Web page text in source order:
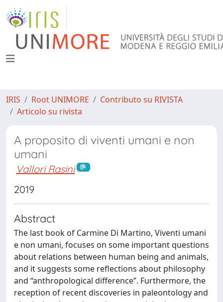
IRIS Root UNIMORE
Contributo su RIVISTA
Articolo su rivista
A proposito di viventi umani e non
umani
Vallori Rasini
2019
Abstract
The last book of Carmine Di Martino, Viventi umani
e non umani, focuses on some important questions
about relations between human being and animals,
and it suggests some reflections about philosophy
and “anthropological difference”. Furthermore, the
reception of recent discoveries in paleontology and